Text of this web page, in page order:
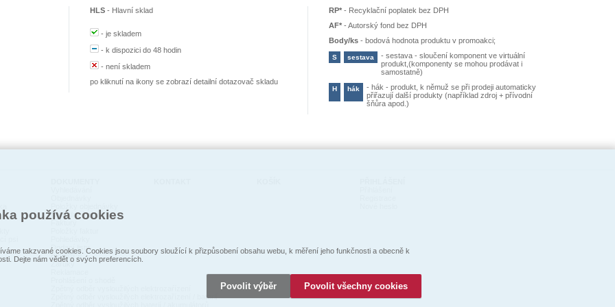
HLS - Hlavní sklad
-je skladem
-k dispozici do 48 hodin
-není skladem
po kliknutí na ikony se zobrazí detailní dotazovač skladu
RP* - Recyklační poplatek bez DPH
AF* -Autorský fond bez DPH
Body/ks -bodová hodnota produktu v promoakci;
S sestava -sestava - sloučení komponent ve virtuální
produkt,(komponenty se mohou prodávat i
samostatně)
H hák -hák - produkt, k němuž se při prodeji automaticky
přiřazují další produkty (například zdroj + přívodní
šňůra apod.)
Nedodané zboží
Dodací listy
Expedice
Záruky
Zpětný odběr vysloužilých elektrozařízení / baterií
používá cookies
takzvané cookies. Cookies jsou soubory sloužící k přizpůsobení obsahu webu, k měření jeho funkčnosti a obecně k
Dejte nám vědět o svých preferencích.
Povolit výběr Povolit všechny cookies